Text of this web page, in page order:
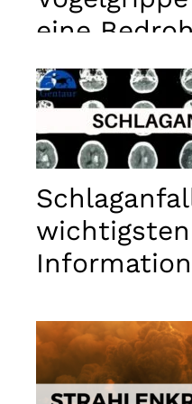
eine
Menschen?
wichtigsten